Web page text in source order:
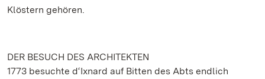
Klöstern gehören.
DER BESUCH DES ARCHITEKTEN
1773 besuchte d‘Ixnard auf Bitten des Abts endlich